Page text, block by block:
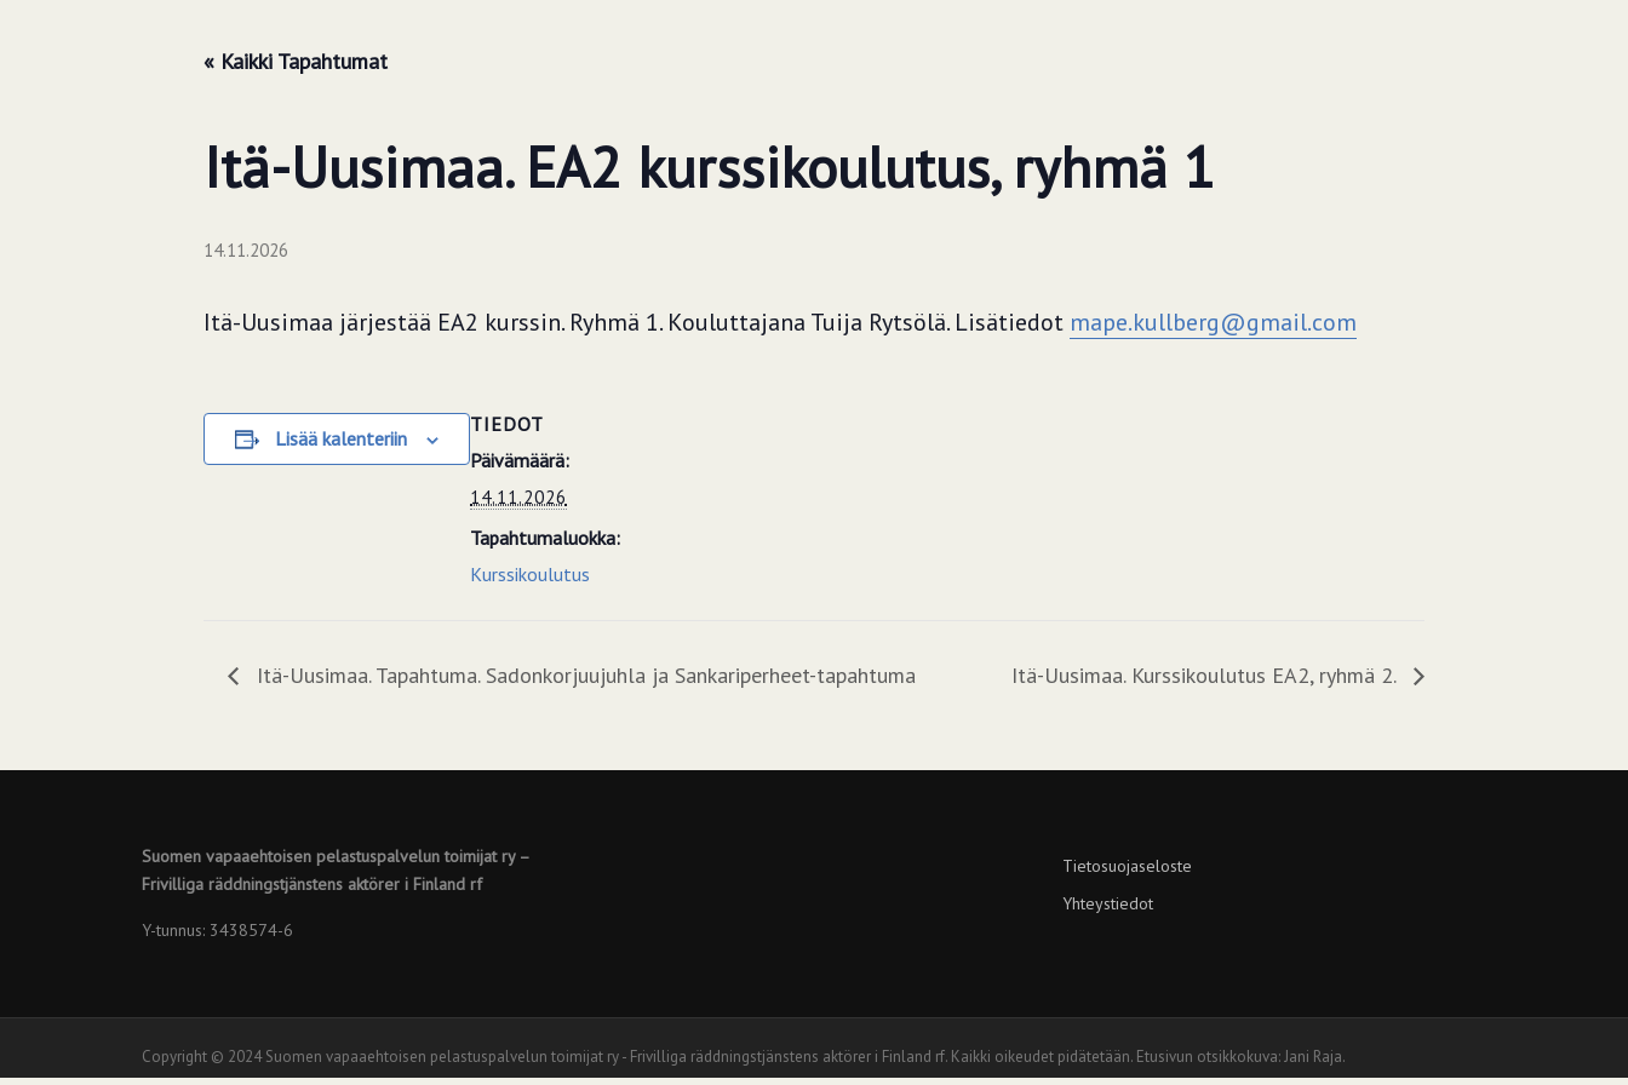
« Kaikki Tapahtumat
Itä-Uusimaa. EA2 kurssikoulutus, ryhmä 1
14.11.2026
Itä-Uusimaa järjestää EA2 kurssin. Ryhmä 1. Kouluttajana Tuija Rytsölä. Lisätiedot mape.kullberg@gmail.com
Lisää kalenteriin
TIEDOT
Päivämäärä:
14.11.2026
Tapahtumaluokka:
Kurssikoulutus
Itä-Uusimaa. Tapahtuma. Sadonkorjuujuhla ja Sankariperheet-tapahtuma Itä-Uusimaa. Kurssikoulutus EA2, ryhmä 2.
Suomen vapaaehtoisen pelastuspalvelun toimijat ry –
Frivilliga räddningstjänstens aktörer i Finland rf
Y-tunnus: 3438574-6
Tietosuojaseloste
Yhteystiedot
Copyright © 2024 Suomen vapaaehtoisen pelastuspalvelun toimijat ry - Frivilliga räddningstjänstens aktörer i Finland rf. Kaikki oikeudet pidätetään. Etusivun otsikkokuva: Jani Raja.
Screenr